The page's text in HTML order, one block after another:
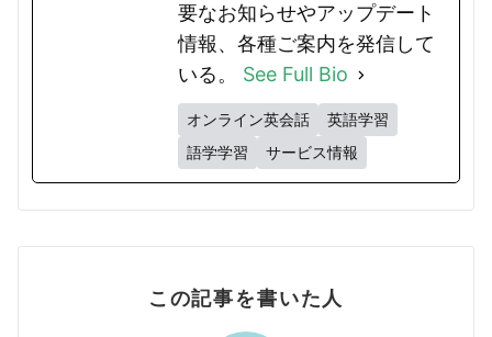
要なお知らせやアップデート
情報、各種ご案内を発信して
いる。 See Full Bio
オンライン英会話
英語学習
語学学習
サービス情報
この記事を書いた人